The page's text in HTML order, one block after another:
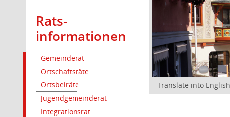
Rats­
informationen
Gemeinderat
Ortschaftsräte
Ortsbeiräte
Jugendgemeinderat
Integrationsrat
Translate into English